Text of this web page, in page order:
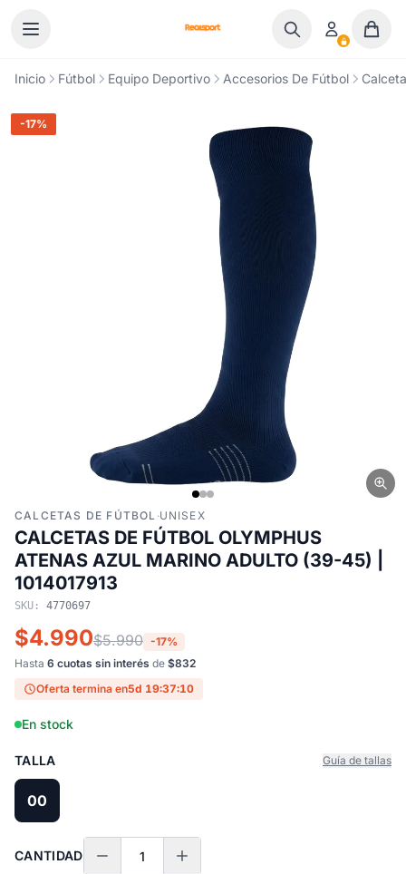
Inicio Fútbol Equipo Deportivo Accesorios De Fútbol
-17%
CALCETAS DE FÚTBOL ·UNISEX
CALCETAS DE FÚTBOL OLYMPHUS
ATENAS AZUL MARINO ADULTO (39-45) |
1014017913
SKU: 4770697
$4.990$5.990 -17%
Hasta 6 cuotas sin interés de $832
Oferta termina en5d 19:37:10
En stock
TALLA Guía de tallas
00
CANTIDAD